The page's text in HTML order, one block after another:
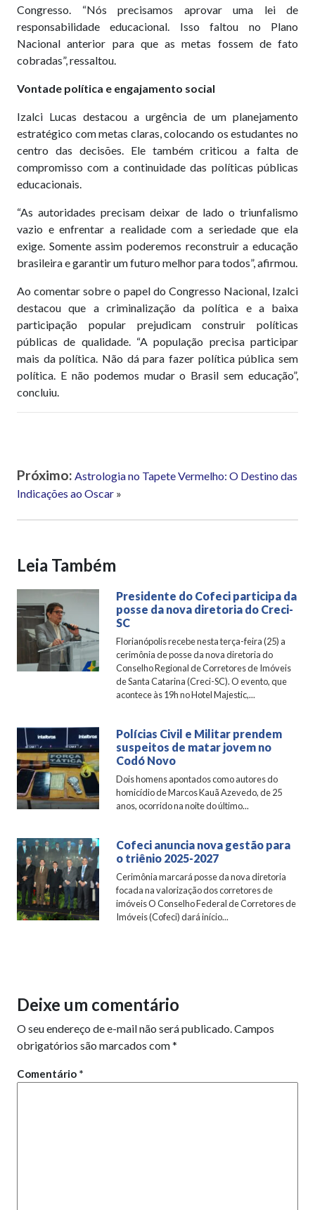
Congresso. “Nós precisamos aprovar uma lei de
responsabilidade educacional. Isso faltou no Plano
Nacional anterior para que as metas fossem de fato
cobradas”, ressaltou.
Vontade política e engajamento social
Izalci Lucas destacou a urgência de um planejamento
estratégico com metas claras, colocando os estudantes no
centro das decisões. Ele também criticou a falta de
compromisso com a continuidade das políticas públicas
educacionais.
“As autoridades precisam deixar de lado o triunfalismo
vazio e enfrentar a realidade com a seriedade que ela
exige. Somente assim poderemos reconstruir a educação
brasileira e garantir um futuro melhor para todos”, afirmou.
Ao comentar sobre o papel do Congresso Nacional, Izalci
destacou que a criminalização da política e a baixa
participação popular prejudicam construir políticas
públicas de qualidade. “A população precisa participar
mais da política. Não dá para fazer política pública sem
política. E não podemos mudar o Brasil sem educação”,
concluiu.
Próximo: Astrologia no Tapete Vermelho: O Destino das
Indicações ao Oscar »
Leia Também
Presidente do Cofeci participa da
posse da nova diretoria do Creci-
SC
Florianópolis recebe nesta terça-feira (25) a
cerimônia de posse da nova diretoria do
Conselho Regional de Corretores de Imóveis
de Santa Catarina (Creci-SC). O evento, que
acontece às 19h no Hotel Majestic,...
Polícias Civil e Militar prendem
suspeitos de matar jovem no
Codó Novo
Dois homens apontados como autores do
homicídio de Marcos Kauã Azevedo, de 25
anos, ocorrido na noite do último...
Cofeci anuncia nova gestão para
o triênio 2025-2027
Cerimônia marcará posse da nova diretoria
focada na valorização dos corretores de
imóveis O Conselho Federal de Corretores de
Imóveis (Cofeci) dará início...
Deixe um comentário
O seu endereço de e-mail não será publicado.Campos
obrigatórios são marcados com*
Comentário *